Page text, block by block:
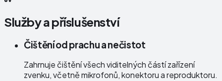
Služby a příslušenství
Čištění od prachu a nečistot
Zahrnuje čištění všech viditelných částí zařízení
zvenku, včetně mikrofonů, konektoru a reproduktoru.